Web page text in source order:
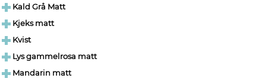
Kald Grå Matt
Kjeks matt
Kvist
Lys gammelrosa matt
Mandarin matt